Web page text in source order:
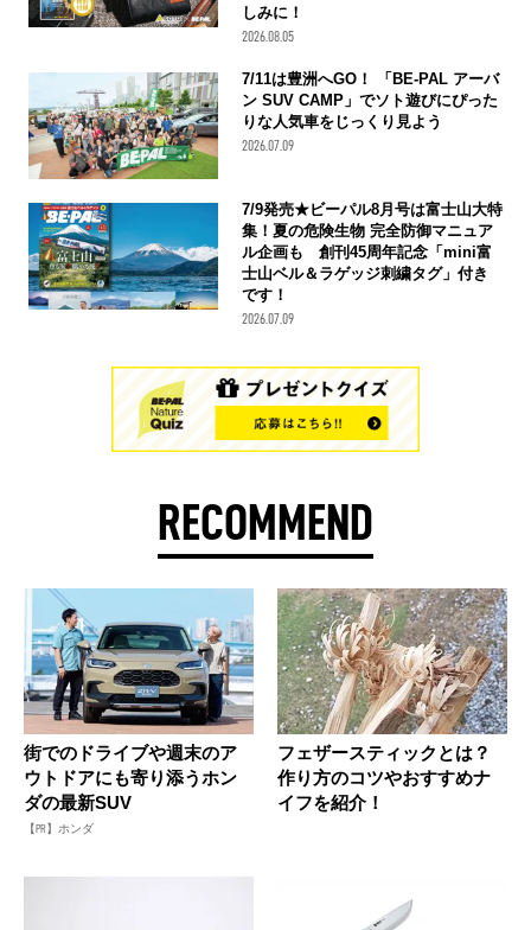
しみに！
2026.08.05
7/11は豊洲へGO！ 「BE-PAL アーバ
ン SUV CAMP」でソト遊びにぴった
りな人気車をじっくり見よう
2026.07.09
7/9発売★ビーパル8月号は富士山大特
集！夏の危険生物 完全防御マニュア
ル企画も 創刊45周年記念「mini富
士山ベル＆ラゲッジ刺繍タグ」付き
です！
2026.07.09
RECOMMEND
街でのドライブや週末のア
ウトドアにも寄り添うホン
ダの最新SUV
【PR】ホンダ
フェザースティックとは？
作り方のコツやおすすめナ
イフを紹介！